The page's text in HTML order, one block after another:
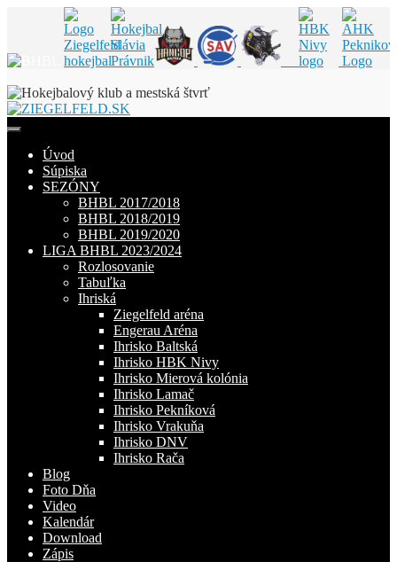
to
content
Úvod
Súpiska
SEZÓNY
BHBL 2017/2018
BHBL 2018/2019
BHBL 2019/2020
LIGA BHBL 2023/2024
Rozlosovanie
Tabuľka
Ihriská
Ziegelfeld aréna
Engerau Aréna
Ihrisko Baltská
Ihrisko HBK Nivy
Ihrisko Mierová kolónia
Ihrisko Lamač
Ihrisko Pekníková
Ihrisko Vrakuňa
Ihrisko DNV
Ihrisko Rača
Blog
Foto Dňa
Video
Kalendár
Download
Zápis